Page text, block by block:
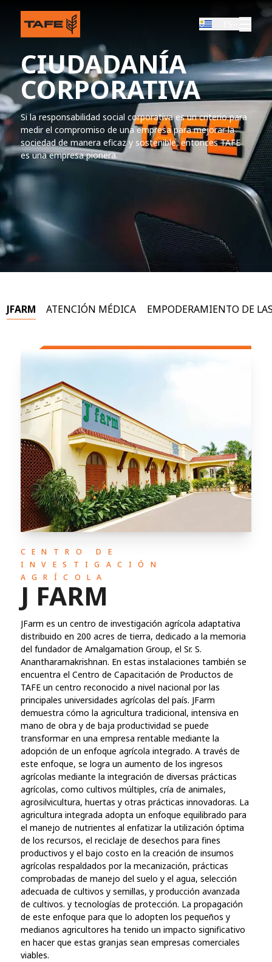
CIUDADANÍA
CORPORATIVA
Si la responsabilidad social corporativa es un criterio para
medir el compromiso de una empresa para mejorar la
sociedad de manera eficaz y sostenible, entonces TAFE
es una empresa pionera.
JFARM ATENCIÓN MÉDICA EMPODERAMIENTO DE
CENTRO DE
INVESTIGACIÓN
AGRÍCOLA
J FARM
JFarm es un centro de investigación agrícola adaptativa
distribuido en 200 acres de tierra, dedicado a la memoria
del fundador de Amalgamation Group, el Sr. S.
Anantharamakrishnan. En estas instalaciones también se
encuentra el Centro de Capacitación de Productos de
TAFE un centro reconocido a nivel nacional por las
principales universidades agrícolas del país. JFarm
demuestra cómo la agricultura tradicional, intensiva en
mano de obra y de baja productividad se puede
transformar en una empresa rentable mediante la
adopción de un enfoque agrícola integrado. A través de
este enfoque, se logra un aumento de los ingresos
agrícolas mediante la integración de diversas prácticas
agrícolas, como cultivos múltiples, cría de animales,
agrosilvicultura, huertas y otras prácticas innovadoras. La
agricultura integrada adopta un enfoque equilibrado para
el manejo de nutrientes al enfatizar la utilización óptima
de los recursos, el reciclaje de desechos para fines
productivos y el bajo costo en la creación de insumos
agrícolas respaldados por la mecanización, prácticas
comprobadas de manejo del suelo y el agua, selección
adecuada de cultivos y semillas, y producción avanzada
de cultivos. y tecnologías de protección. La propagación
de este enfoque para que lo adopten los pequeños y
medianos agricultores ha tenido un impacto significativo
en hacer que estas granjas sean empresas comerciales
viables.